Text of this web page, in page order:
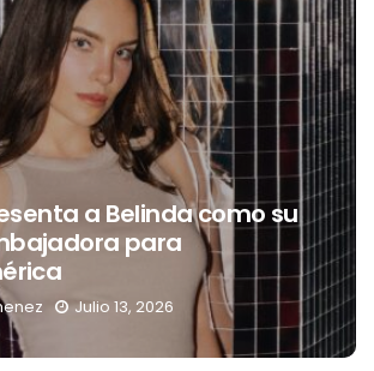
a Belinda como su
para
Julio 13, 2026